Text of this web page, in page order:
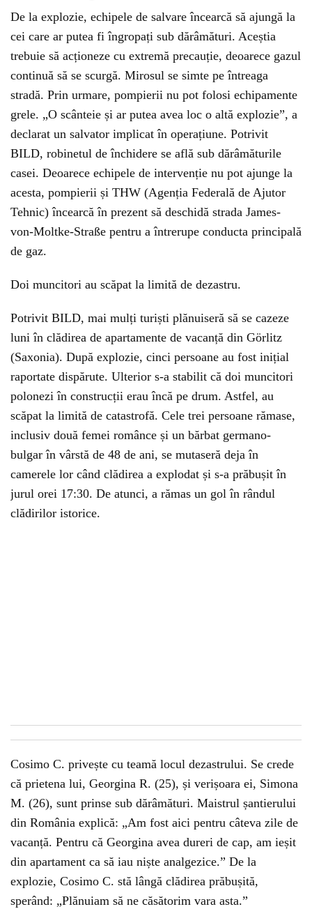
De la explozie, echipele de salvare încearcă să ajungă la
cei care ar putea fi îngropați sub dărâmături. Aceștia
trebuie să acționeze cu extremă precauție, deoarece gazul
continuă să se scurgă. Mirosul se simte pe întreaga
stradă. Prin urmare, pompierii nu pot folosi echipamente
grele. „O scânteie și ar putea avea loc o altă explozie”, a
declarat un salvator implicat în operațiune. Potrivit
BILD, robinetul de închidere se află sub dărâmăturile
casei. Deoarece echipele de intervenție nu pot ajunge la
acesta, pompierii și THW (Agenția Federală de Ajutor
Tehnic) încearcă în prezent să deschidă strada James-
von-Moltke-Straße pentru a întrerupe conducta principală
de gaz.
Doi muncitori au scăpat la limită de dezastru.
Potrivit BILD, mai mulți turiști plănuiseră să se cazeze
luni în clădirea de apartamente de vacanță din Görlitz
(Saxonia). După explozie, cinci persoane au fost inițial
raportate dispărute. Ulterior s-a stabilit că doi muncitori
polonezi în construcții erau încă pe drum. Astfel, au
scăpat la limită de catastrofă. Cele trei persoane rămase,
inclusiv două femei românce și un bărbat germano-
bulgar în vârstă de 48 de ani, se mutaseră deja în
camerele lor când clădirea a explodat și s-a prăbușit în
jurul orei 17:30. De atunci, a rămas un gol în rândul
clădirilor istorice.
Cosimo C. privește cu teamă locul dezastrului. Se crede
că prietena lui, Georgina R. (25), și verișoara ei, Simona
M. (26), sunt prinse sub dărâmături. Maistrul șantierului
din România explică: „Am fost aici pentru câteva zile de
vacanță. Pentru că Georgina avea dureri de cap, am ieșit
din apartament ca să iau niște analgezice.” De la
explozie, Cosimo C. stă lângă clădirea prăbușită,
sperând: „Plănuiam să ne căsătorim vara asta.”